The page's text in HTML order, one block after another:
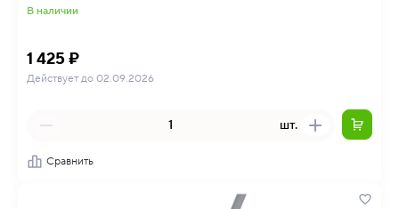
В наличии
1 425 ₽
Действует до 02.09.2026
шт.
Сравнить